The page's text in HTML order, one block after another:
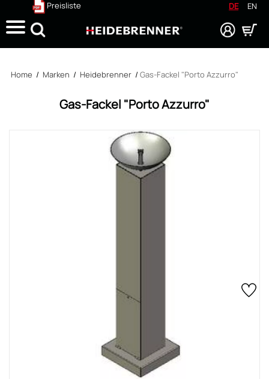
Preisliste DE EN
Suche
Home / Marken / Heidebrenner / Gas-Fackel "Porto Azzurro"
Gas-Fackel "Porto Azzurro"